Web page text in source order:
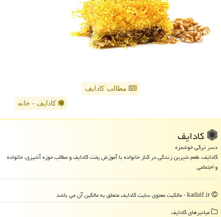
مطالب کادایف
کادایف - خانه
كادایف
دسر ترکی خوشمزه
کادایف، طعم شیرین زندگی در کنار خانواده با آموزش پخت کادایف و مطالب حوزه آشپزی، خانواده
و اجتماعی
میانبرهای كادایف